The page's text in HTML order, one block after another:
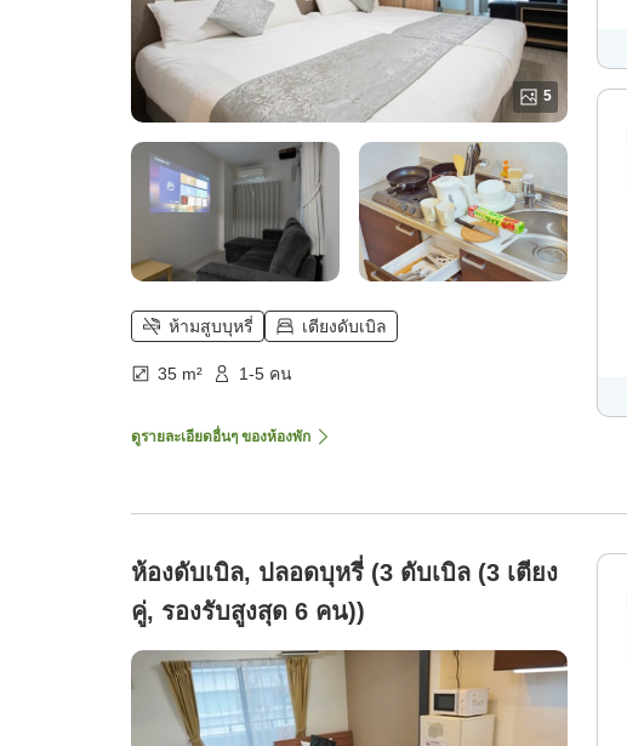
5
ห้ามสูบบุหรี่ เตียงดับเบิล
35 m² 1-5 คน
ดูรายละเอียดอื่นๆ ของห้องพัก
ห้องดับเบิล, ปลอดบุหรี่ (3 ดับเบิล (3 เตียง
คู่, รองรับสูงสุด 6 คน))